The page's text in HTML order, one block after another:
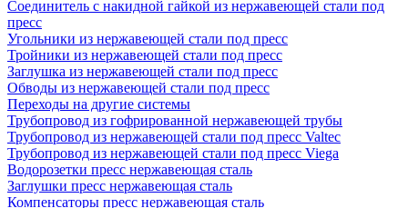
Соединитель с накидной гайкой из нержавеющей стали под
пресс
Угольники из нержавеющей стали под пресс
Тройники из нержавеющей стали под пресс
Заглушка из нержавеющей стали под пресс
Обводы из нержавеющей стали под пресс
Переходы на другие системы
Трубопровод из гофрированной нержавеющей трубы
Трубопровод из нержавеющей стали под пресс Valtec
Трубопровод из нержавеющей стали под пресс Viega
Водорозетки пресс нержавеющая сталь
Заглушки пресс нержавеющая сталь
Компенсаторы пресс нержавеющая сталь